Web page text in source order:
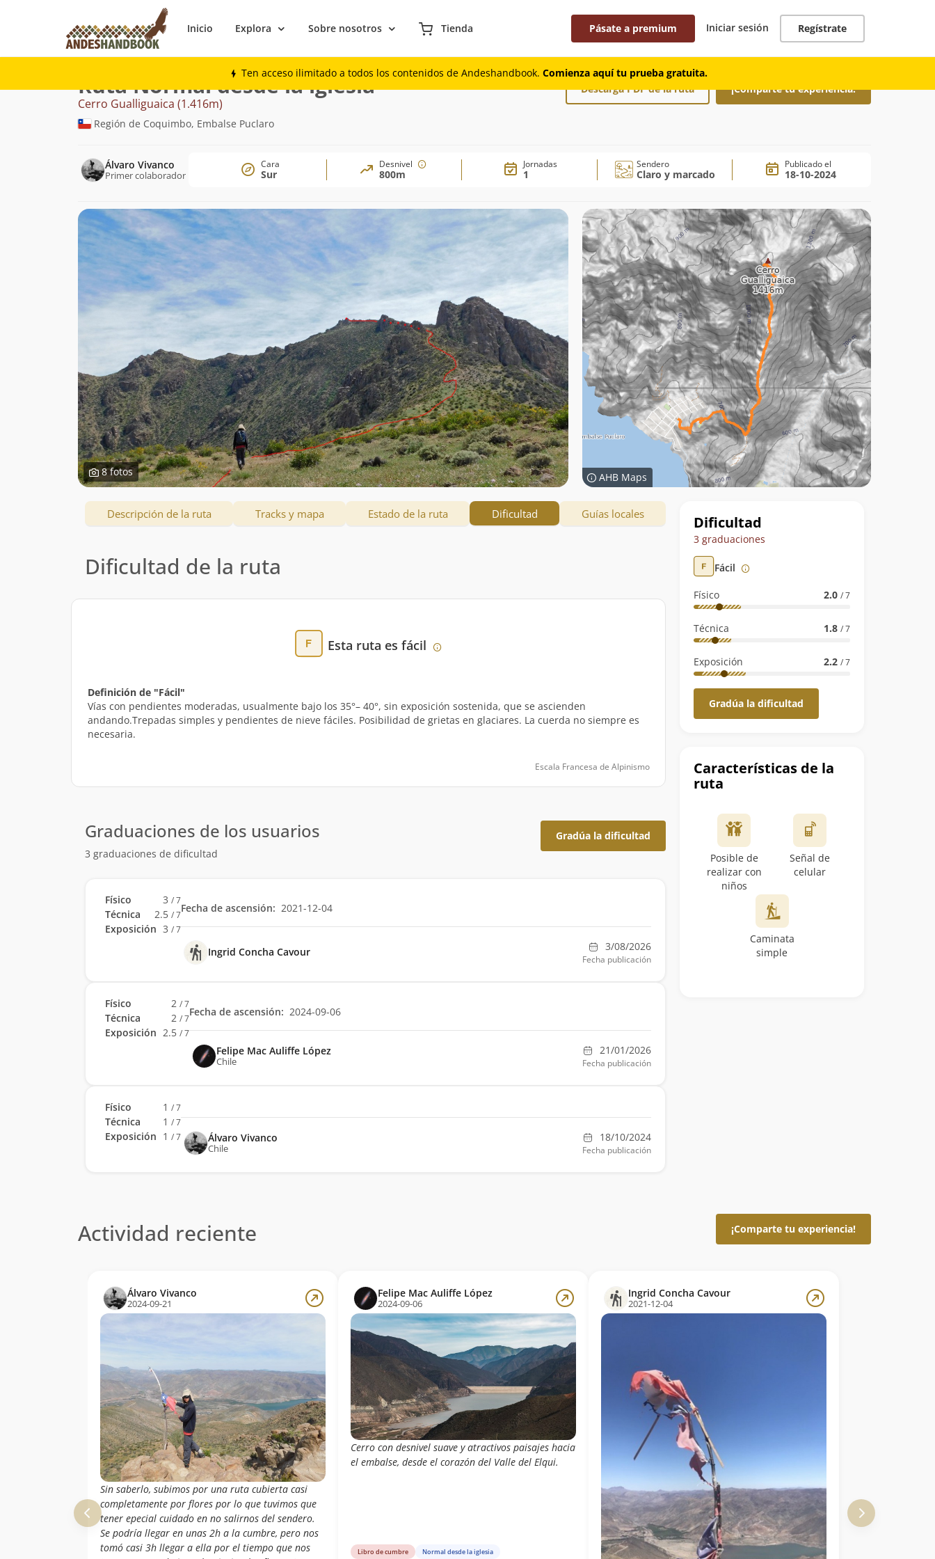
Inicio Explora Sobre nosotros Tienda Pásate a premium Iniciar sesión Regístrate
Ten acceso ilimitado a todos los contenidos de Andeshandbook. Comienza aquí tu prueba gratuita.
Montaña
Ruta Normal desde la iglesia
Cerro Gualliguaica (1.416m)
Región de Coquimbo, Embalse Puclaro
Descarga PDF de la ruta ¡Comparte tu experiencia!
Álvaro Vivanco
Primer colaborador
Cara
Sur
Desnivel
800m
Jornadas
1
Sendero
Claro y marcado
Publicado el
18-10-2024
8 fotos AHB Maps
Datos
de
la
ruta
Dificultad
3 graduaciones
Fácil
Físico 2.0 / 7
Técnica 1.8 / 7
Exposición 2.2 / 7
Gradúa la dificultad
Características de la
ruta
Posible de
realizar con
niños
Señal de
celular
Caminata
simple
Descripción de la ruta Tracks y mapa Estado de la ruta Dificultad Guías locales
Dificultad de la ruta
Esta ruta es fácil
Definición de "Fácil"
Vías con pendientes moderadas, usualmente bajo los 35°– 40°, sin exposición sostenida, que se ascienden
andando.Trepadas simples y pendientes de nieve fáciles. Posibilidad de grietas en glaciares. La cuerda no siempre es
necesaria.
Escala Francesa de Alpinismo
Graduaciones de los usuarios
3 graduaciones de dificultad
Gradúa la dificultad
Físico 3 / 7
Técnica 2.5 / 7
Exposición 3 / 7
Fecha de ascensión: 2021-12-04
Ingrid Concha Cavour 3/08/2026
Fecha publicación
Físico 2 / 7
Técnica 2 / 7
Exposición 2.5 / 7
Fecha de ascensión: 2024-09-06
Felipe Mac Auliffe López
Chile
21/01/2026
Fecha publicación
Físico 1 / 7
Técnica 1 / 7
Exposición 1 / 7 Álvaro Vivanco
Chile
18/10/2024
Fecha publicación
Actividad reciente ¡Comparte tu experiencia!
Álvaro Vivanco
2024-09-21
Sin saberlo, subimos por una ruta cubierta casi
completamente por flores por lo que tuvimos que
tener epecial cuidado en no salirnos del sendero.
Se podría llegar en unas 2h a la cumbre, pero nos
tomó casi 3h llegar a ella por el tiempo que nos
Felipe Mac Auliffe López
2024-09-06
Cerro con desnivel suave y atractivos paisajes hacia
el embalse, desde el corazón del Valle del Elqui.
Libro de cumbre Normal desde la iglesia
Ingrid Concha Cavour
2021-12-04